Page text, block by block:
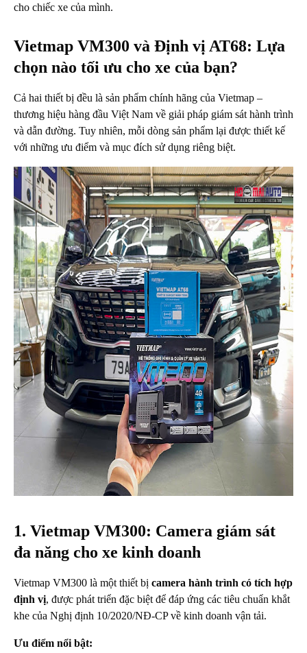
cho chiếc xe của mình.
Vietmap VM300 và Định vị AT68: Lựa
chọn nào tối ưu cho xe của bạn?
Cả hai thiết bị đều là sản phẩm chính hãng của Vietmap –
thương hiệu hàng đầu Việt Nam về giải pháp giám sát hành trình
và dẫn đường. Tuy nhiên, mỗi dòng sản phẩm lại được thiết kế
với những ưu điểm và mục đích sử dụng riêng biệt.
1. Vietmap VM300: Camera giám sát
đa năng cho xe kinh doanh
Vietmap VM300 là một thiết bị camera hành trình có tích hợp
định vị, được phát triển đặc biệt để đáp ứng các tiêu chuẩn khắt
khe của Nghị định 10/2020/NĐ-CP về kinh doanh vận tải.
Ưu điểm nổi bật: